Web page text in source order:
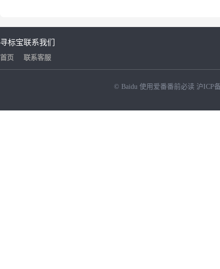
寻标宝
首页
联系我们
联系客服
© Baidu 使用爱番番前必读 沪ICP